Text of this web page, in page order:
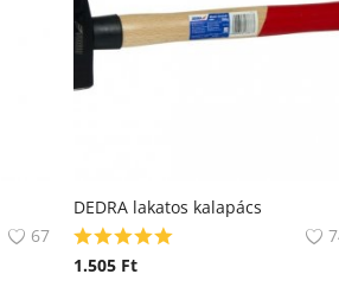
67
DEDRA lakatos kalapács
1.505 Ft